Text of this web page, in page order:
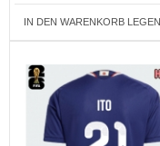
IN DEN WARENKORB LEGEN